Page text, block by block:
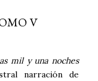
V
mil y una noches
narración de